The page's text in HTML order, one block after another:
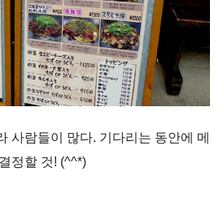
사람들이 많다. 기다리는 동안에 메
정할 것! (^^*)